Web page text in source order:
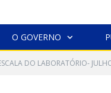
O GOVERNO
DO LABORATÓRIO-